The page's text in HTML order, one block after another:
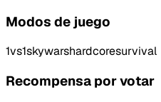
Modos de juego
1vs1skywarshardcoresurvival
Recompensa por votar